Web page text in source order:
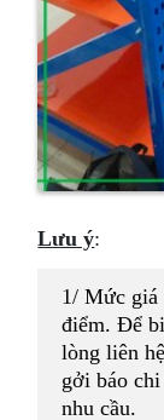
Lưu ý:
1/ Mức giá
điểm. Để
lòng liên
gởi báo
nhu cầu.